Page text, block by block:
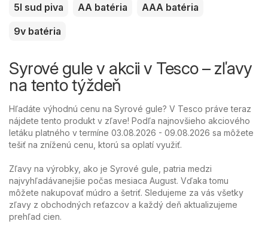
5l sud piva
AA batéria
AAA batéria
9v batéria
Syrové gule v akcii v Tesco – zľavy
na tento týždeň
Hľadáte výhodnú cenu na Syrové gule? V Tesco práve teraz
nájdete tento produkt v zľave! Podľa najnovšieho akciového
letáku platného v termíne 03.08.2026 - 09.08.2026 sa môžete
tešiť na zníženú cenu, ktorú sa oplatí využiť.
Zľavy na výrobky, ako je Syrové gule, patria medzi
najvyhľadávanejšie počas mesiaca August. Vďaka tomu
môžete nakupovať múdro a šetriť. Sledujeme za vás všetky
zľavy z obchodných reťazcov a každý deň aktualizujeme
prehľad cien.